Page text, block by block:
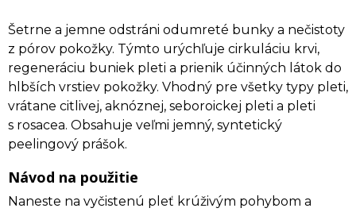
Šetrne a jemne odstráni odumreté bunky a nečistoty
z pórov pokožky. Týmto urýchľuje cirkuláciu krvi,
regeneráciu buniek pleti a prienik účinných látok do
hlbších vrstiev pokožky. Vhodný pre všetky typy pleti,
vrátane citlivej, aknóznej, seboroickej pleti a pleti
s rosacea. Obsahuje veľmi jemný, syntetický
peelingový prášok.
Návod na použitie
Naneste na vyčistenú pleť krúživým pohybom a